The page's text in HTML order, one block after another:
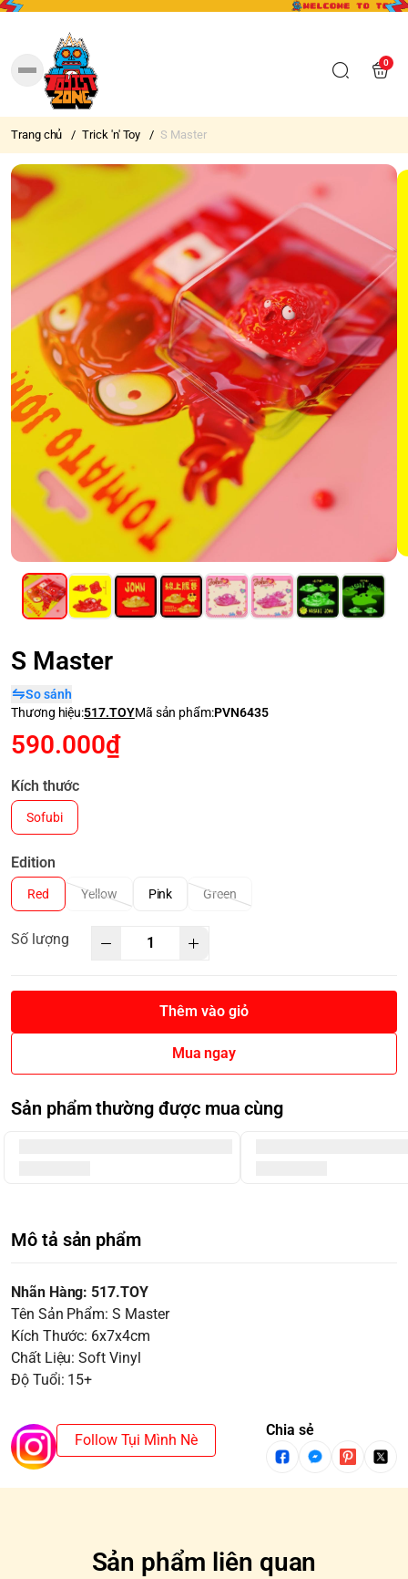
0
Trang chủ / Trick 'n' Toy / S Master
S Master
So sánh
Thương hiệu:517.TOYMã sản phẩm:PVN6435
590.000₫
Kích thước
Sofubi
Edition
Red Yellow Pink Green
Số lượng
Thêm vào giỏ
Mua ngay
Sản phẩm thường được mua cùng
Mô tả sản phẩm
Nhãn Hàng: 517.TOY
Tên Sản Phẩm: S Master
Kích Thước: 6x7x4cm
Chất Liệu: Soft Vinyl
Độ Tuổi: 15+
Follow Tụi Mình Nè
Chia sẻ
Sản phẩm liên quan